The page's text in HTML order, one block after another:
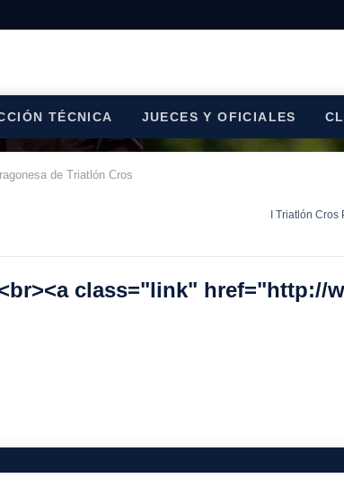
TÉCNICA JUECES Y OFICIALES
de Triatlón Cros
I Triatlón Cros
class="link" href="http://